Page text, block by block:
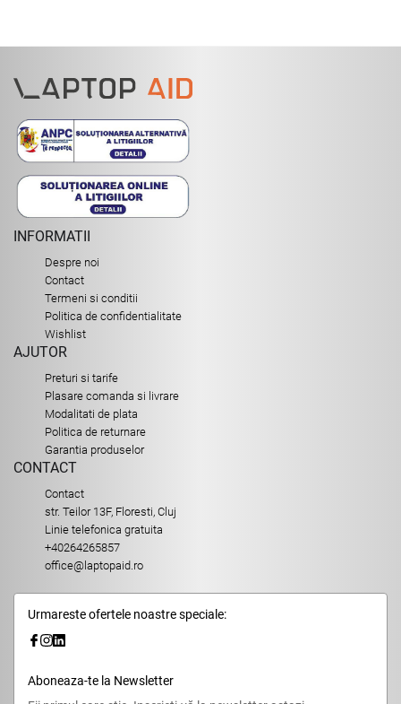
INFORMATII
Despre noi
Contact
Termeni si conditii
Politica de confidentialitate
Wishlist
AJUTOR
Preturi si tarife
Plasare comanda si livrare
Modalitati de plata
Politica de returnare
Garantia produselor
CONTACT
Contact
str. Teilor 13F, Floresti, Cluj
Linie telefonica gratuita
+40264265857
office@laptopaid.ro
Urmareste ofertele noastre speciale:
Aboneaza-te la Newsletter